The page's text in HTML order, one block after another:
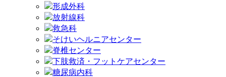
形成外科
放射線科
救急科
そけいヘルニアセンター
脊椎センター
下肢救済・フットケアセンター
糖尿病内科